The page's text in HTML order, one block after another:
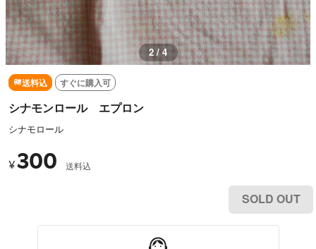
2 / 4
送料込 すぐに購入可
シナモンロール エプロン
シナモロール
¥300 送料込
SOLD OUT